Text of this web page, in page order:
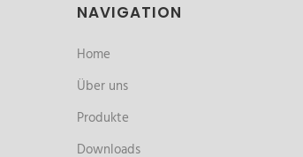
NAVIGATION
Home
Über uns
Produkte
Downloads